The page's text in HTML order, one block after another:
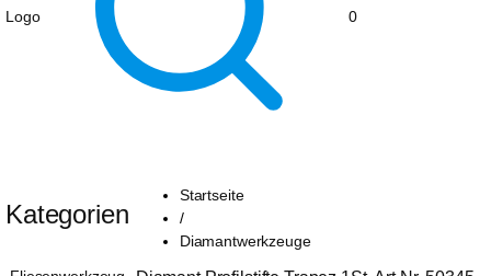
0
Startseite
/
Diamantwerkzeuge
Kategorien